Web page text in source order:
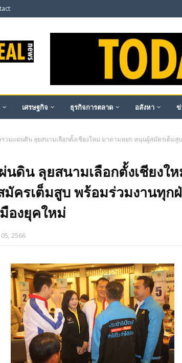
เศรษฐกิจ ธุรกิจการตลาด อสังหา ข่
รวมแผ่นดิน ลุยสนามเลือกตั้งเชียงใหม่ มาดามหยก หนุนผู้สมัครเต็มสู
นดิน ลุยสนามเลือกตั้งเชียงใ
ครเต็มสูบ พร้อมร่วมงานทุก
องยุคใหม่
2566